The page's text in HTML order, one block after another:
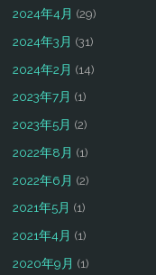
2024年4月 (29)
2024年3月 (31)
2024年2月 (14)
2023年7月 (1)
2023年5月 (2)
2022年8月 (1)
2022年6月 (2)
2021年5月 (1)
2021年4月 (1)
2020年9月 (1)